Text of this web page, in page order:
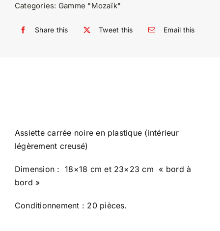
Categories: Gamme "Mozaïk"
Share this Tweet this Email this
Assiette carrée noire en plastique (intérieur
légèrement creusé)
Dimension : 18×18 cm et 23×23 cm « bord à
bord »
Conditionnement : 20 pièces.